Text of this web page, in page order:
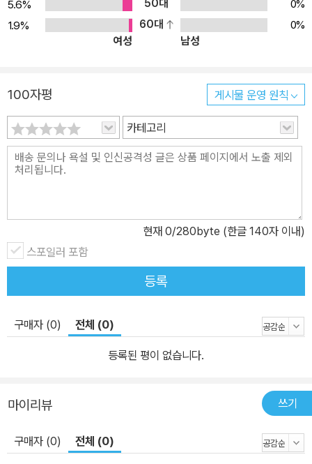
테마의 숨은 그림 찾기 놀이와 함께 포오가 뜨거운 용암을 탈출하는
이야기의 ‘미로 찾기’와 우주여행을 떠난 타키 포오의 모습을 그린 ‘다
른 그림 찾기’ 놀이도 수록되어 있습니다. 알찬 구성의 『타키 포오 숨
등 다양한 놀이를 즐겨 보세요. 숨은 그림 찾기 놀이 속에 숨은 속담
퀴즈도 놓치지 마세요! 시간 가는 줄 모르고 이 책을 즐기다 보면 어느
새 추리력과 문제 해결력이 쑥쑥 자라날 거예요. 모범생 해결사 타키
와 귀여운 엉뚱 곰 포오의 좌충우돌 대모험! 타키 포오의 흥미진진한
모험 스토리 소개 우연히 이름 모를 세계에 떨어진 노란 곰 포오와 갈
키와 포오는 이끌리듯 미지의 세계를 향해 발을 내딛게 되지요. 모험
에 나선 타키와 포오 앞을 막아서는 수많은 몬스터들! 게다가 수상한
두 형제 나박사와 나동생이 나타나며 둘에게 위기가 찾아와요. 과연
타키와 포오는 미지의 숲에서 탈출할 수 있을까요?
5.6%
50대
0%
1.9%
60대
0%
여성
남성
100자평 게시물 운영 원칙
카테고리
현재 0/280byte (한글 140자 이내)
스포일러 포함
등록
구매자 (0) 전체 (0)
등록된 평이 없습니다.
마이리뷰 쓰기
구매자 (0) 전체 (0)